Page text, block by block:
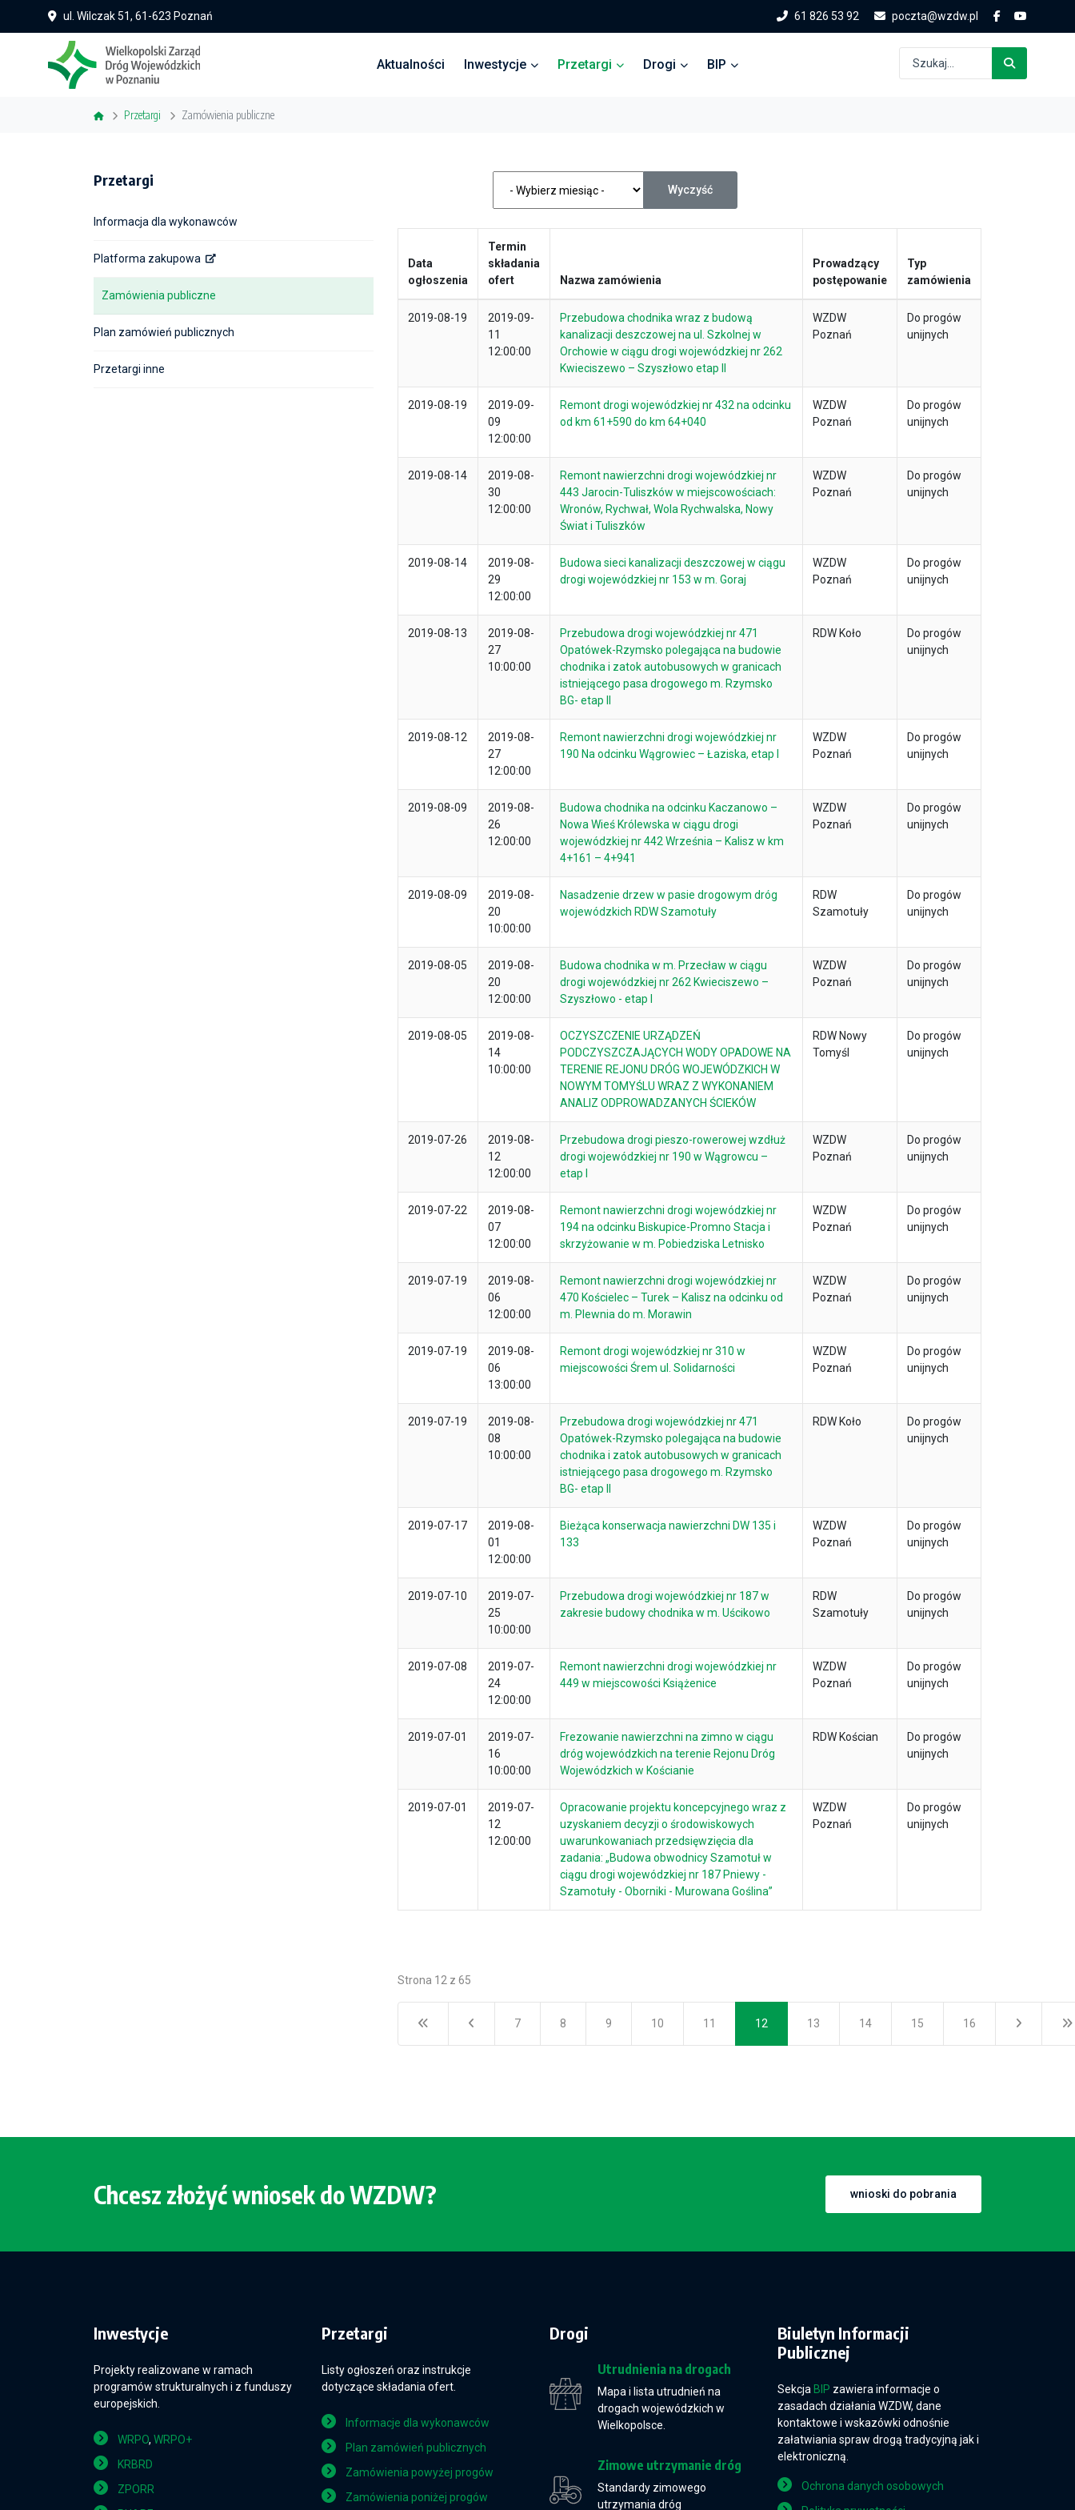
ul. Wilczak 51, 61-623 Poznań 61 826 53 92 poczta@wzdw.pl
Aktualności Inwestycje Przetargi Drogi BIP
Przetargi Zamówienia publiczne
Przetargi
Informacja dla wykonawców
Platforma zakupowa
Zamówienia publiczne
Plan zamówień publicznych
Przetargi inne
Wyczyść
Data
ogłoszenia
Termin
składania
ofert
Nazwa zamówienia
Prowadzący
postępowanie
Typ
zamówienia
2019-08-19
2019-09-
11
12:00:00
Przebudowa chodnika wraz z budową
kanalizacji deszczowej na ul. Szkolnej w
Orchowie w ciągu drogi wojewódzkiej nr 262
Kwieciszewo – Szyszłowo etap II
WZDW
Poznań
Do progów
unijnych
2019-08-19
2019-09-
09
12:00:00
Remont drogi wojewódzkiej nr 432 na odcinku
od km 61+590 do km 64+040
WZDW
Poznań
Do progów
unijnych
2019-08-14
2019-08-
30
12:00:00
Remont nawierzchni drogi wojewódzkiej nr
443 Jarocin-Tuliszków w miejscowościach:
Wronów, Rychwał, Wola Rychwalska, Nowy
Świat i Tuliszków
WZDW
Poznań
Do progów
unijnych
2019-08-14
2019-08-
29
12:00:00
Budowa sieci kanalizacji deszczowej w ciągu
drogi wojewódzkiej nr 153 w m. Goraj
WZDW
Poznań
Do progów
unijnych
2019-08-13
2019-08-
27
10:00:00
Przebudowa drogi wojewódzkiej nr 471
Opatówek-Rzymsko polegająca na budowie
chodnika i zatok autobusowych w granicach
istniejącego pasa drogowego m. Rzymsko
BG- etap II
RDW Koło
Do progów
unijnych
2019-08-12
2019-08-
27
12:00:00
Remont nawierzchni drogi wojewódzkiej nr
190 Na odcinku Wągrowiec – Łaziska, etap I
WZDW
Poznań
Do progów
unijnych
2019-08-09
2019-08-
26
12:00:00
Budowa chodnika na odcinku Kaczanowo –
Nowa Wieś Królewska w ciągu drogi
wojewódzkiej nr 442 Września – Kalisz w km
4+161 – 4+941
WZDW
Poznań
Do progów
unijnych
2019-08-09
2019-08-
20
10:00:00
Nasadzenie drzew w pasie drogowym dróg
wojewódzkich RDW Szamotuły
RDW
Szamotuły
Do progów
unijnych
2019-08-05
2019-08-
20
12:00:00
Budowa chodnika w m. Przecław w ciągu
drogi wojewódzkiej nr 262 Kwieciszewo –
Szyszłowo - etap I
WZDW
Poznań
Do progów
unijnych
2019-08-05
2019-08-
14
10:00:00
OCZYSZCZENIE URZĄDZEŃ
PODCZYSZCZAJĄCYCH WODY OPADOWE NA
TERENIE REJONU DRÓG WOJEWÓDZKICH W
NOWYM TOMYŚLU WRAZ Z WYKONANIEM
ANALIZ ODPROWADZANYCH ŚCIEKÓW
RDW Nowy
Tomyśl
Do progów
unijnych
2019-07-26
2019-08-
12
12:00:00
Przebudowa drogi pieszo-rowerowej wzdłuż
drogi wojewódzkiej nr 190 w Wągrowcu –
etap I
WZDW
Poznań
Do progów
unijnych
2019-07-22
2019-08-
07
12:00:00
Remont nawierzchni drogi wojewódzkiej nr
194 na odcinku Biskupice-Promno Stacja i
skrzyżowanie w m. Pobiedziska Letnisko
WZDW
Poznań
Do progów
unijnych
2019-07-19
2019-08-
06
12:00:00
Remont nawierzchni drogi wojewódzkiej nr
470 Kościelec – Turek – Kalisz na odcinku od
m. Plewnia do m. Morawin
WZDW
Poznań
Do progów
unijnych
2019-07-19
2019-08-
06
13:00:00
Remont drogi wojewódzkiej nr 310 w
miejscowości Śrem ul. Solidarności
WZDW
Poznań
Do progów
unijnych
2019-07-19
2019-08-
08
10:00:00
Przebudowa drogi wojewódzkiej nr 471
Opatówek-Rzymsko polegająca na budowie
chodnika i zatok autobusowych w granicach
istniejącego pasa drogowego m. Rzymsko
BG- etap II
RDW Koło
Do progów
unijnych
2019-07-17
2019-08-
01
12:00:00
Bieżąca konserwacja nawierzchni DW 135 i
133
WZDW
Poznań
Do progów
unijnych
2019-07-10
2019-07-
25
10:00:00
Przebudowa drogi wojewódzkiej nr 187 w
zakresie budowy chodnika w m. Uścikowo
RDW
Szamotuły
Do progów
unijnych
2019-07-08
2019-07-
24
12:00:00
Remont nawierzchni drogi wojewódzkiej nr
449 w miejscowości Książenice
WZDW
Poznań
Do progów
unijnych
2019-07-01
2019-07-
16
10:00:00
Frezowanie nawierzchni na zimno w ciągu
dróg wojewódzkich na terenie Rejonu Dróg
Wojewódzkich w Kościanie
RDW Kościan
Do progów
unijnych
2019-07-01
2019-07-
12
12:00:00
Opracowanie projektu koncepcyjnego wraz z
uzyskaniem decyzji o środowiskowych
uwarunkowaniach przedsięwzięcia dla
zadania: „Budowa obwodnicy Szamotuł w
ciągu drogi wojewódzkiej nr 187 Pniewy -
Szamotuły - Oborniki - Murowana Goślina”
WZDW
Poznań
Do progów
unijnych
Strona 12 z 65
7 8 9 10 11 12 13 14 15 16
Chcesz złożyć wniosek do WZDW? wnioski do pobrania
Inwestycje
Projekty realizowane w ramach
programów strukturalnych i z funduszy
europejskich.
WRPO, WRPO+
KRBRD
ZPORR
Przetargi
Listy ogłoszeń oraz instrukcje
dotyczące składania ofert.
Informacje dla wykonawców
Plan zamówień publicznych
Zamówienia powyżej progów
Zamówienia poniżej progów
Drogi
Utrudnienia na drogach
Mapa i lista utrudnień na
drogach wojewódzkich w
Wielkopolsce.
Zimowe utrzymanie dróg
Standardy zimowego
utrzymania dróg
Biuletyn Informacji
Publicznej
Sekcja BIP zawiera informacje o
zasadach działania WZDW, dane
kontaktowe i wskazówki odnośnie
załatwiania spraw drogą tradycyjną jak i
elektroniczną.
Ochrona danych osobowych